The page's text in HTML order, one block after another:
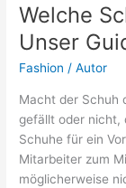
Welche
Unser
Fashion /Autor
Macht der Schuh
gefällt oder nicht,
Schuhe für ein
Mitarbeiter zum
möglicherweise